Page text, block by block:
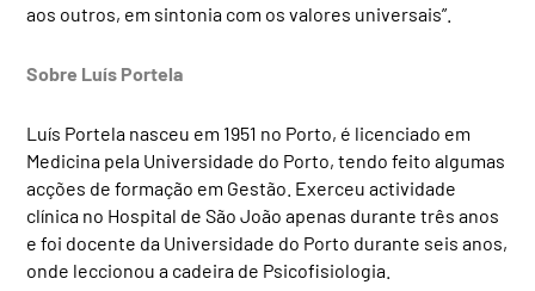
aos outros, em sintonia com os valores universais”.
Sobre Luís Portela
Luís Portela nasceu em 1951 no Porto, é licenciado em
Medicina pela Universidade do Porto, tendo feito algumas
acções de formação em Gestão. Exerceu actividade
clínica no Hospital de São João apenas durante três anos
e foi docente da Universidade do Porto durante seis anos,
onde leccionou a cadeira de Psicofisiologia.